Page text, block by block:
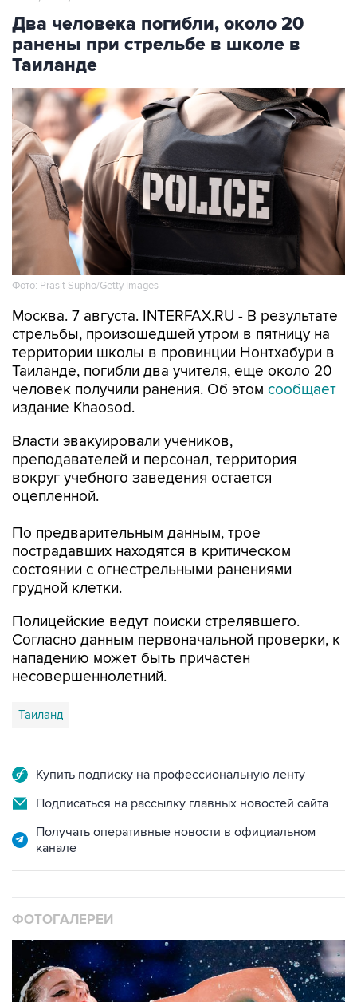
ранены при стрельбе в школе в
Таиланде
Фото: Prasit Supho/Getty Images
Москва. 7 августа. INTERFAX.RU - В результате
территории школы в провинции Нонтхабури в
Таиланде, погибли два учителя, еще около 20
человек получили ранения. Об этомсообщает
издание Khaosod.
Власти эвакуировали учеников,
вокруг учебного заведения остается
оцепленной.
По предварительным данным, трое
состоянии с огнестрельными ранениями
грудной клетки.
Полицейские ведут поиски стрелявшего.
нападению может быть причастен
несовершеннолетний.
Таиланд
Подписаться на рассылку главных новостей сайта
Получать оперативные новости в официальном